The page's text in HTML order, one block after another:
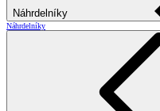
Náhrdelníky
Náhrdelníky